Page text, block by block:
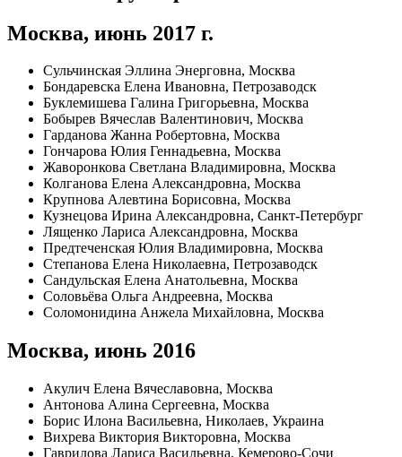
Москва, июнь 2017 г.
Сульчинская Эллина Энерговна, Москва
Бондаревска Елена Ивановна, Петрозаводск
Буклемишева Галина Григорьевна, Москва
Бобырев Вячеслав Валентинович, Москва
Гарданова Жанна Робертовна, Москва
Гончарова Юлия Геннадьевна, Москва
Жаворонкова Светлана Владимировна, Москва
Колганова Елена Александровна, Москва
Крупнова Алевтина Борисовна, Москва
Кузнецова Ирина Александровна, Санкт-Петербург
Лященко Лариса Александровна, Москва
Предтеченская Юлия Владимировна, Москва
Степанова Елена Николаевна, Петрозаводск
Сандульская Елена Анатольевна, Москва
Соловьёва Ольга Андреевна, Москва
Соломонидина Анжела Михайловна, Москва
Москва, июнь 2016
Акулич Елена Вячеславовна, Москва
Антонова Алина Сергеевна, Москва
Борис Илона Васильевна, Николаев, Украина
Вихрева Виктория Викторовна, Москва
Гаврилова Лариса Васильевна, Кемерово-Сочи